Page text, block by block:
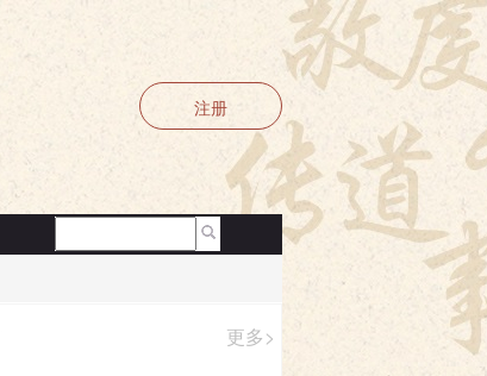
注册
更多>